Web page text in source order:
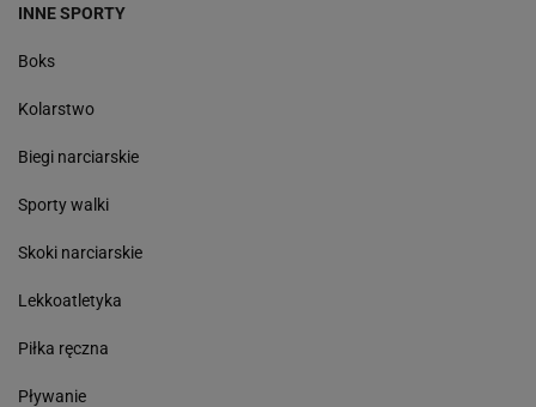
INNE SPORTY
Boks
Kolarstwo
Biegi narciarskie
Sporty walki
Skoki narciarskie
Lekkoatletyka
Piłka ręczna
Pływanie